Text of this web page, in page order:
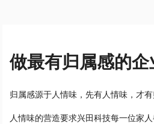
做最有归属感的企
归属感源于人情味，先有人情味，才有
人情味的营造要求兴田科技每一位家